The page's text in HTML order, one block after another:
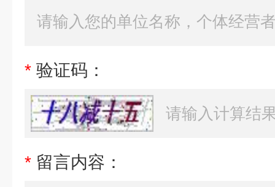
* 验证码：
* 留言内容：